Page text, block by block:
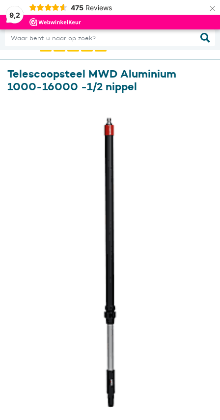
9,2
475 Reviews ×
Waar bent u naar op zoek?
0
Telescoopsteel MWD Aluminium
1000-16000 -1/2 nippel